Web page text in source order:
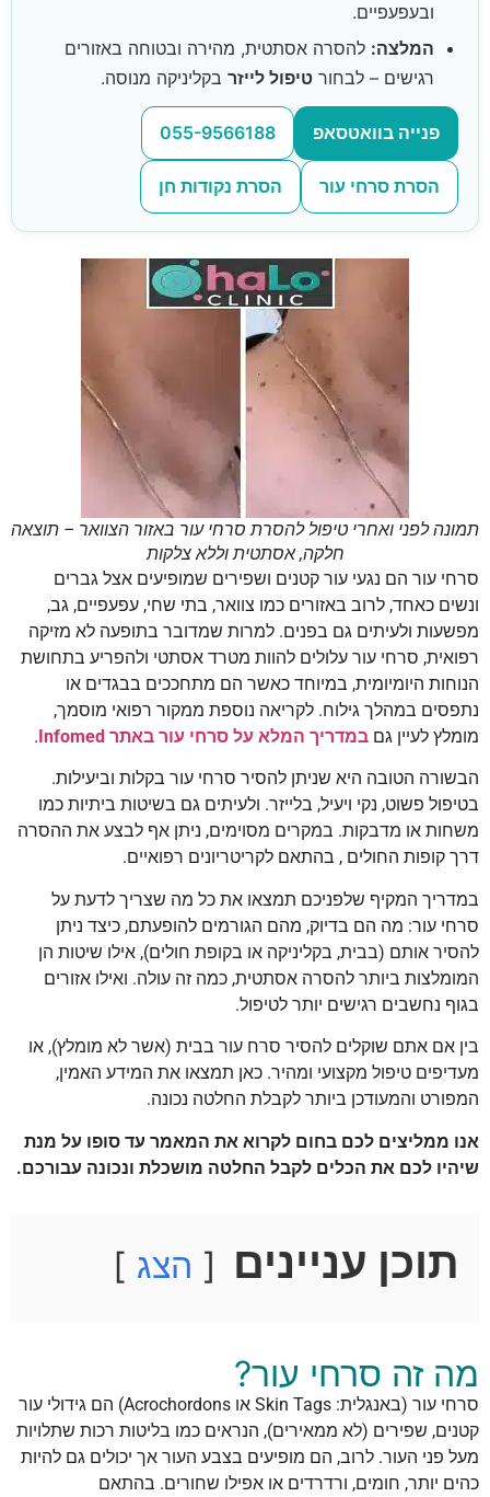
ובעפעפיים.
המלצה: להסרה אסתטית, מהירה ובטוחה באזורים
רגישים – לבחור טיפול לייזר בקליניקה מנוסה.
פנייה בוואטסאפ 055-9566188
הסרת סרחי עור הסרת נקודות חן
תמונה לפני ואחרי טיפול להסרת סרחי עור באזור הצוואר – תוצאה
חלקה, אסתטית וללא צלקות
סרחי עור הם נגעי עור קטנים ושפירים שמופיעים אצל גברים
ונשים כאחד, לרוב באזורים כמו צוואר, בתי שחי, עפעפיים, גב,
מפשעות ולעיתים גם בפנים. למרות שמדובר בתופעה לא מזיקה
רפואית, סרחי עור עלולים להוות מטרד אסתטי ולהפריע בתחושת
הנוחות היומיומית, במיוחד כאשר הם מתחככים בבגדים או
נתפסים במהלך גילוח. לקריאה נוספת ממקור רפואי מוסמך,
מומלץ לעיין גם במדריך המלא על סרחי עור באתר Infomed .
הבשורה הטובה היא שניתן להסיר סרחי עור בקלות וביעילות.
בטיפול פשוט, נקי ויעיל, בלייזר. ולעיתים גם בשיטות ביתיות כמו
משחות או מדבקות. במקרים מסוימים, ניתן אף לבצע את ההסרה
דרך קופות החולים , בהתאם לקריטריונים רפואיים.
במדריך המקיף שלפניכם תמצאו את כל מה שצריך לדעת על
סרחי עור: מה הם בדיוק, מהם הגורמים להופעתם, כיצד ניתן
להסיר אותם (בבית, בקליניקה או בקופת חולים), אילו שיטות הן
המומלצות ביותר להסרה אסתטית, כמה זה עולה. ואילו אזורים
בגוף נחשבים רגישים יותר לטיפול.
בין אם אתם שוקלים להסיר סרח עור בבית (אשר לא מומלץ), או
מעדיפים טיפול מקצועי ומהיר. כאן תמצאו את המידע האמין,
המפורט והמעודכן ביותר לקבלת החלטה נכונה.
אנו ממליצים לכם בחום לקרוא את המאמר עד סופו על מנת
שיהיו לכם את הכלים לקבל החלטה מושכלת ונכונה עבורכם.
תוכן עניינים הצג
מה זה סרחי עור?
סרחי עור (באנגלית: Skin Tags או Acrochordons) הם גידולי עור
קטנים, שפירים (לא ממאירים), הנראים כמו בליטות רכות שתלויות
מעל פני העור. לרוב, הם מופיעים בצבע העור אך יכולים גם להיות
כהים יותר, חומים, ורדרדים או אפילו שחורים. בהתאם